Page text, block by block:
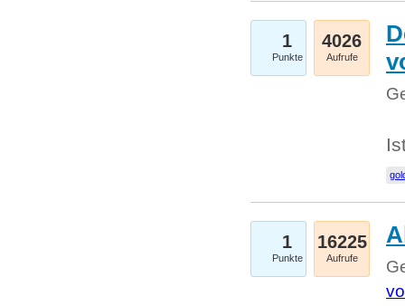
1
Punkte
4026
Aufrufe
1
Punkte
16225
Aufrufe